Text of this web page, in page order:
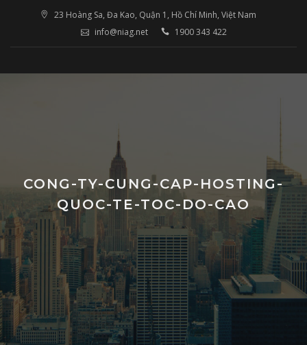
23 Hoàng Sa, Đa Kao, Quận 1, Hồ Chí Minh, Việt Nam
info@niag.net
1900 343 422
CONG-TY-CUNG-CAP-HOSTING-
QUOC-TE-TOC-DO-CAO